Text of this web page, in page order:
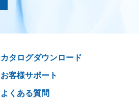
カタログダウンロード
お客様サポート
よくある質問